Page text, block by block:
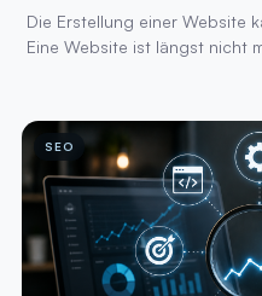
Die Erstellung einer Website
Eine Website ist längst nicht
SEO